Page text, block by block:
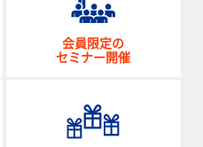
会員限定の
セミナー開催